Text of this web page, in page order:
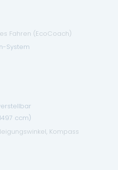
Fahren (EcoCoach)
System
ccm)
Kompass